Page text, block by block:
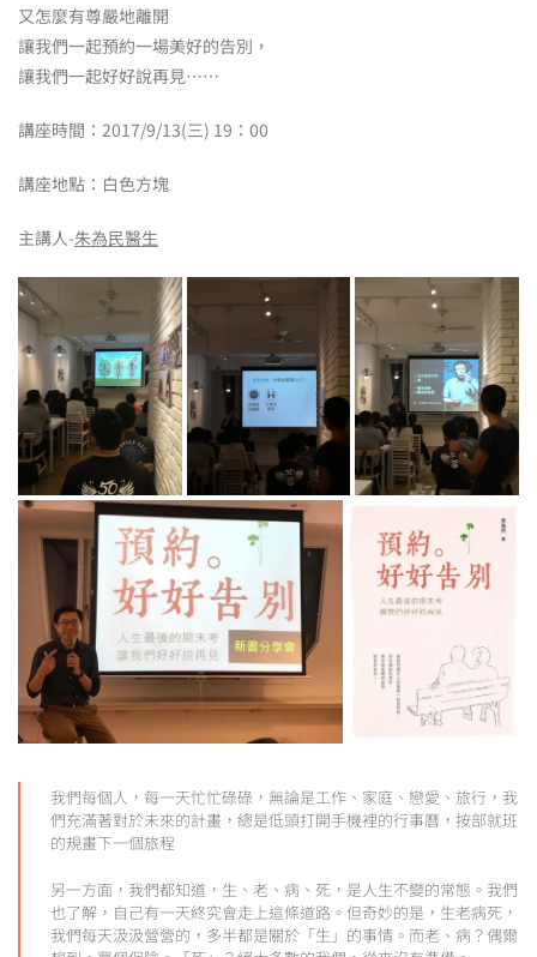
又怎麼有尊嚴地離開
讓我們一起預約一場美好的告別，
讓我們一起好好說再見……
講座時間：2017/9/13(三) 19：00
講座地點：白色方塊
主講人-朱為民醫生
我們每個人，每一天忙忙碌碌，無論是工作、家庭、戀愛、旅行，我
們充滿著對於未來的計畫，總是低頭打開手機裡的行事曆，按部就班
的規畫下一個旅程
另一方面，我們都知道，生、老、病、死，是人生不變的常態。我們
也了解，自己有一天終究會走上這條道路。但奇妙的是，生老病死，
我們每天汲汲營營的，多半都是關於「生」的事情。而老、病？偶爾